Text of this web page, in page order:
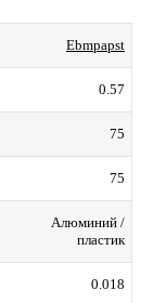
Ebmpapst
0.57
75
75
Алюминий /
пластик
0.018